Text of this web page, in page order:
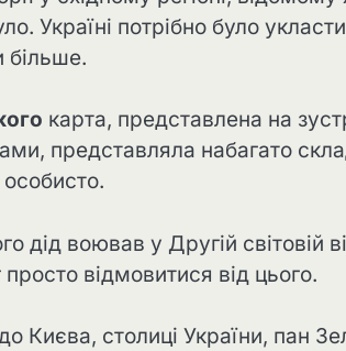
Україні потрібно було
більше.
карта, представлена ​​на
представляла набагато
дід воював у Другій світовій
просто відмовитися від цього.
Києва, столиці України, пан